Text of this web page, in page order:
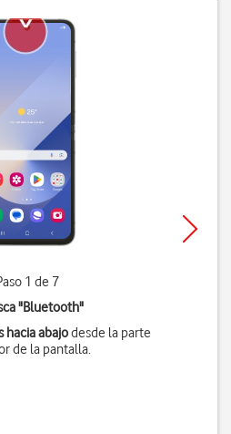
1 de 7
"Bluetooth"
hacia abajodesde la parte
de la pantalla.